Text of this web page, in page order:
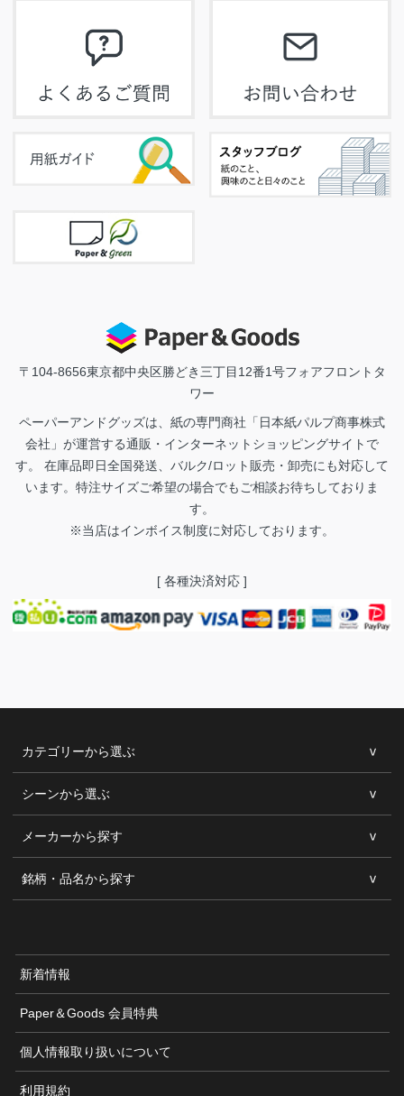
〒104-8656東京都中央区勝どき三丁目12番1号フォアフロントタ
ワー
ペーパーアンドグッズは、紙の専門商社「日本紙パルプ商事株式
会社」が運営する通販・インターネットショッピングサイトで
す。 在庫品即日全国発送、バルク/ロット販売・卸売にも対応して
います。特注サイズご希望の場合でもご相談お待ちしておりま
す。
※当店はインボイス制度に対応しております。
[ 各種決済対応 ]
カテゴリーから選ぶ
シーンから選ぶ
メーカーから探す
銘柄・品名から探す
新着情報
Paper＆Goods 会員特典
個人情報取り扱いについて
利用規約